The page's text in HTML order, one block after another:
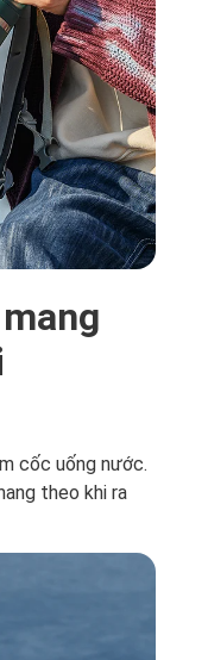
cốc uống nước.
theo khi ra